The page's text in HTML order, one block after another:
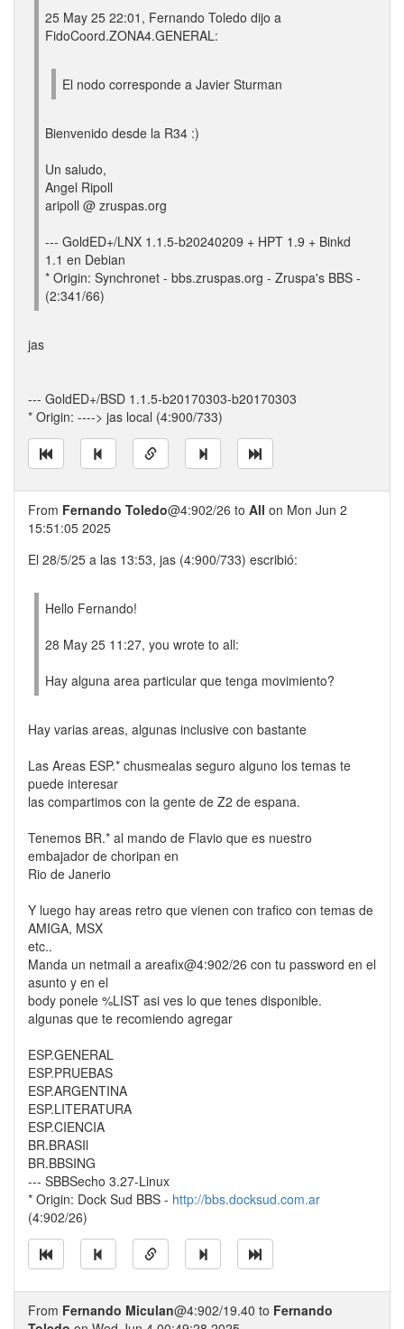
25 May 25 22:01, Fernando Toledo dijo a
FidoCoord.ZONA4.GENERAL:
El nodo corresponde a Javier Sturman
Bienvenido desde la R34 :)
Un saludo,
Angel Ripoll
aripoll @ zruspas.org
--- GoldED+/LNX 1.1.5-b20240209 + HPT 1.9 + Binkd
1.1 en Debian
* Origin: Synchronet - bbs.zruspas.org - Zruspa's BBS -
(2:341/66)
jas
--- GoldED+/BSD 1.1.5-b20170303-b20170303
* Origin: ----> jas local (4:900/733)
From Fernando Toledo@4:902/26 to All on Mon Jun 2
15:51:05 2025
El 28/5/25 a las 13:53, jas (4:900/733) escribió:
Hello Fernando!
28 May 25 11:27, you wrote to all:
Hay alguna area particular que tenga movimiento?
Hay varias areas, algunas inclusive con bastante
Las Areas ESP.* chusmealas seguro alguno los temas te
puede interesar
las compartimos con la gente de Z2 de espana.
Tenemos BR.* al mando de Flavio que es nuestro
embajador de choripan en
Rio de Janerio
Y luego hay areas retro que vienen con trafico con temas de
AMIGA, MSX
etc..
Manda un netmail a areafix@4:902/26 con tu password en el
asunto y en el
body ponele %LIST asi ves lo que tenes disponible.
algunas que te recomiendo agregar
ESP.GENERAL
ESP.PRUEBAS
ESP.ARGENTINA
ESP.LITERATURA
ESP.CIENCIA
BR.BRASIl
BR.BBSING
--- SBBSecho 3.27-Linux
* Origin: Dock Sud BBS - http://bbs.docksud.com.ar
(4:902/26)
From Fernando Miculan@4:902/19.40 to Fernando